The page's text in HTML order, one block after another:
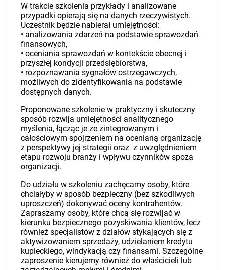
W trakcie szkolenia przykłady i analizowane
przypadki opierają się na danych rzeczywistych.
Uczestnik będzie nabierał umiejętności:
• analizowania zdarzeń na podstawie sprawozdań
finansowych,
• oceniania sprawozdań w kontekście obecnej i
przyszłej kondycji przedsiębiorstwa,
• rozpoznawania sygnałów ostrzegawczych,
możliwych do zidentyfikowania na podstawie
dostępnych danych.
Proponowane szkolenie w praktyczny i skuteczny
sposób rozwija umiejętności analitycznego
myślenia, łącząc je ze zintegrowanym i
całościowym spojrzeniem na ocenianą organizację
z perspektywy jej strategii oraz z uwzględnieniem
etapu rozwoju branży i wpływu czynników spoza
organizacji.
Do udziału w szkoleniu zachęcamy osoby, które
chciałyby w sposób bezpieczny (bez szkodliwych
uproszczeń) dokonywać oceny kontrahentów.
Zapraszamy osoby, które chcą się rozwijać w
kierunku bezpiecznego pozyskiwania klientów, lecz
również specjalistów z działów stykających się z
aktywizowaniem sprzedaży, udzielaniem kredytu
kupieckiego, windykacją czy finansami. Szczególne
zaproszenie kierujemy również do właścicieli lub